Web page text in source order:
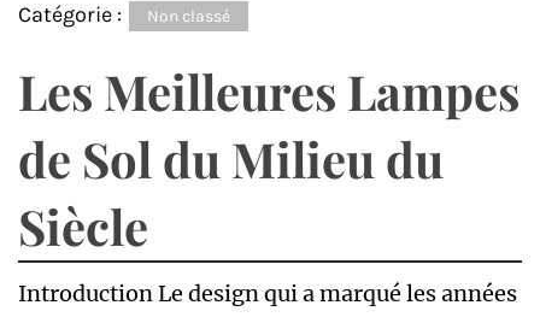
Catégorie : Non classé
Les Meilleures Lampes
de Sol du Milieu du
Siècle
Introduction Le design qui a marqué les années